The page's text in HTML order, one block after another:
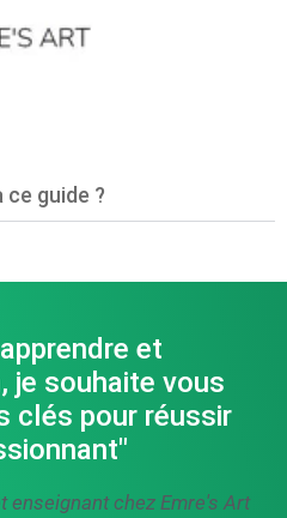
guide ?
et
je souhaite vous
clés pour réussir
enseignant chez Emre's Art